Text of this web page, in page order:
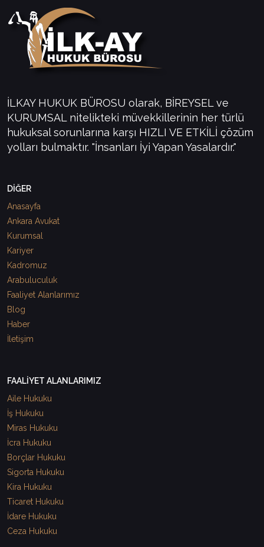
İLKAY HUKUK BÜROSU olarak, BİREYSEL ve
KURUMSAL nitelikteki müvekkillerinin her türlü
hukuksal sorunlarına karşı HIZLI VE ETKİLİ çözüm
yolları bulmaktır. "İnsanları İyi Yapan Yasalardır."
DİĞER
Anasayfa
Ankara Avukat
Kurumsal
Kariyer
Kadromuz
Arabuluculuk
Faaliyet Alanlarımız
Blog
Haber
İletişim
FAALİYET ALANLARIMIZ
Aile Hukuku
İş Hukuku
Miras Hukuku
İcra Hukuku
Borçlar Hukuku
Sigorta Hukuku
Kira Hukuku
Ticaret Hukuku
İdare Hukuku
Ceza Hukuku